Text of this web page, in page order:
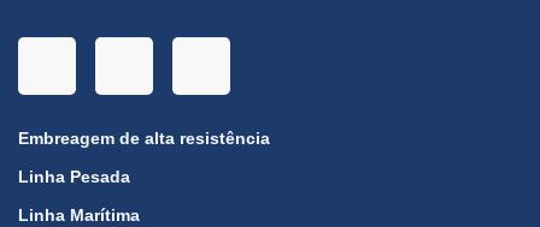
Embreagem de alta resistência
Linha Pesada
Linha Marítima